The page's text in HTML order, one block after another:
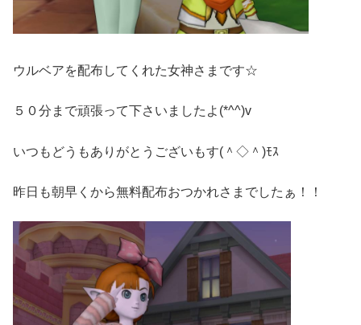
ウルベアを配布してくれた女神さまです☆
５０分まで頑張って下さいましたよ(*^^)v
いつもどうもありがとうございもす(＾◇＾)ﾓｽ
昨日も朝早くから無料配布おつかれさまでしたぁ！！